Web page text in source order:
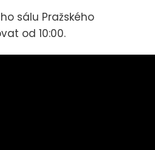
sálu Pražského
od 10:00.